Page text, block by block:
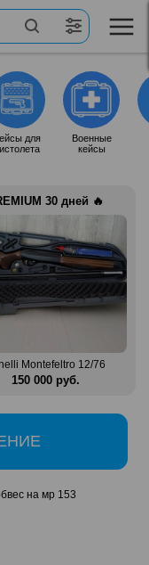
для
Военные
кейсы
30 дней 🔥
Montefeltro 12/76
150 000 руб.
на мр 153